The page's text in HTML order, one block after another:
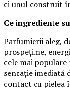
ci unul construit
Ce ingrediente
Parfumierii aleg,
prospețime,
cele mai populare
senzație imediată
contact cu pielea